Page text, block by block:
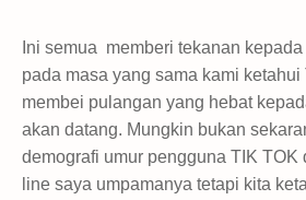
Ini semua memberi tekanan
pada masa yang sama kami
membei pulangan yang hebat
akan datang. Mungkin bukan
demografi umur pengguna TIK TOK
line saya umpamanya tetapi kita